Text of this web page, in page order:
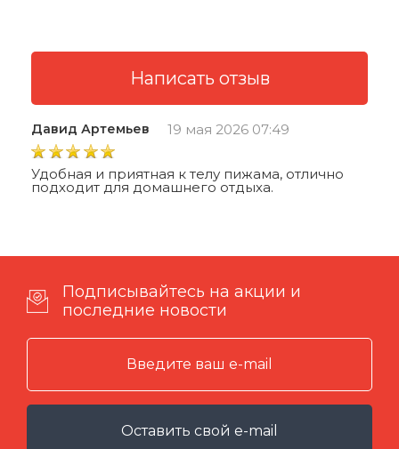
Давид Артемьев 19 мая 2026 07:49
Удобная и приятная к телу пижама, отлично
подходит для домашнего отдыха.
Подписывайтесь на акции и
последние новости
Оставить свой e-mail